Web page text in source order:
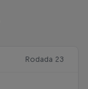
Rodada 23